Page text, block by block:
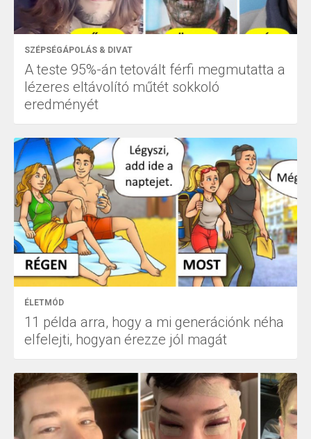
SZÉPSÉGÁPOLÁS & DIVAT
A teste 95%-án tetovált férfi megmutatta a
lézeres eltávolító műtét sokkoló
eredményét
ÉLETMÓD
11 példa arra, hogy a mi generációnk néha
elfelejti, hogyan érezze jól magát